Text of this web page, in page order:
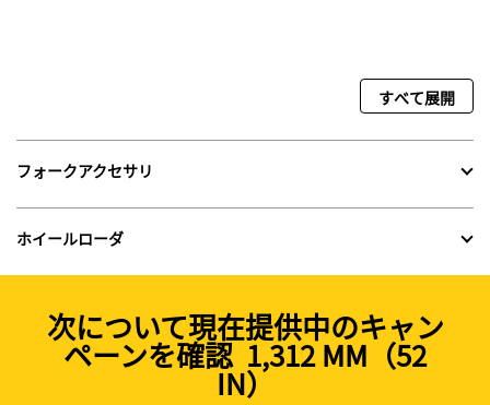
すべて展開
フォークアクセサリ
ホイールローダ
次について現在提供中のキャン
ペーンを確認 1,312 MM（52
IN）